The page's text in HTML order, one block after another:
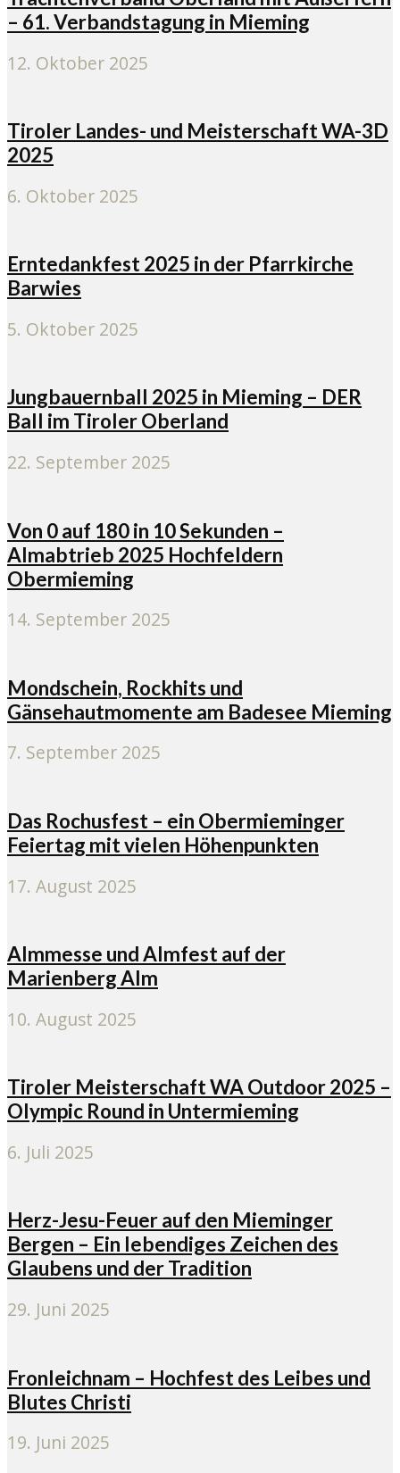
– 61. Verbandstagung in Mieming
12. Oktober 2025
Tiroler Landes- und Meisterschaft WA-3D
2025
6. Oktober 2025
Erntedankfest 2025 in der Pfarrkirche
Barwies
5. Oktober 2025
Jungbauernball 2025 in Mieming – DER
Ball im Tiroler Oberland
22. September 2025
Von 0 auf 180 in 10 Sekunden –
Almabtrieb 2025 Hochfeldern
Obermieming
14. September 2025
Mondschein, Rockhits und
Gänsehautmomente am Badesee Mieming
7. September 2025
Das Rochusfest – ein Obermieminger
Feiertag mit vielen Höhenpunkten
17. August 2025
Almmesse und Almfest auf der
Marienberg Alm
10. August 2025
Tiroler Meisterschaft WA Outdoor 2025 –
Olympic Round in Untermieming
6. Juli 2025
Herz-Jesu-Feuer auf den Mieminger
Bergen – Ein lebendiges Zeichen des
Glaubens und der Tradition
29. Juni 2025
Fronleichnam – Hochfest des Leibes und
Blutes Christi
19. Juni 2025